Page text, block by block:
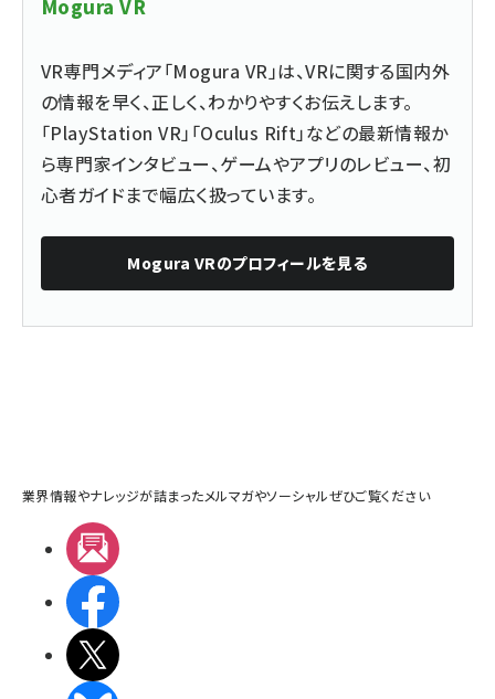
Mogura VR
VR専門メディア「Mogura VR」は、VRに関する国内外
の情報を早く、正しく、わかりやすくお伝えします。
「PlayStation VR」「Oculus Rift」などの最新情報か
ら専門家インタビュー、ゲームやアプリのレビュー、初
心者ガイドまで幅広く扱っています。
Mogura VRのプロフィールを見る
業界情報やナレッジが詰まったメルマガやソーシャルぜひご覧ください